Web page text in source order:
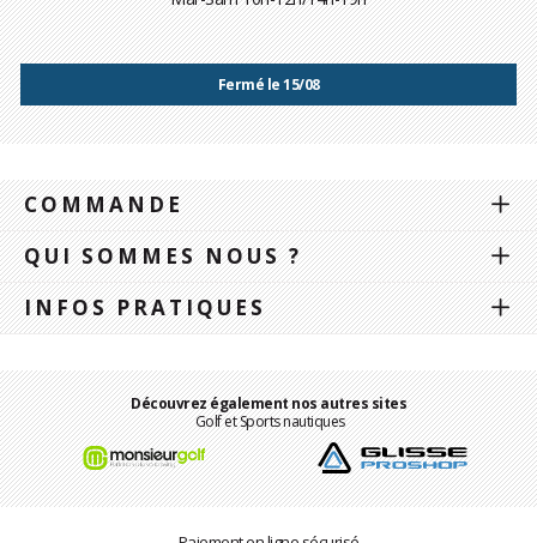
Fermé le 15/08
COMMANDE
QUI SOMMES NOUS ?
INFOS PRATIQUES
Découvrez également nos autres sites
Golf et Sports nautiques